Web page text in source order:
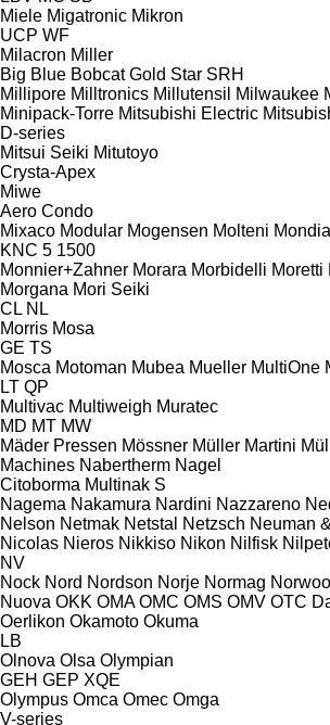
Miele Migatronic Mikron
UCP WF
Milacron Miller
Big Blue Bobcat Gold Star SRH
Millipore Milltronics Millutensil Milwaukee
Minipack-Torre Mitsubishi Electric
D-series
Mitsui Seiki Mitutoyo
Crysta-Apex
Miwe
Aero Condo
Mixaco Modular Mogensen Molteni
KNC 5 1500
Monnier+Zahner Morara Morbidelli Moretti
Morgana Mori Seiki
CL NL
Morris Mosa
GE TS
Mosca Motoman Mubea Mueller MultiOne
LT QP
Multivac Multiweigh Muratec
MD MT MW
Mäder Pressen Mössner Müller Martini
Machines Nabertherm Nagel
Citoborma Multinak S
Nagema Nakamura Nardini Nazzareno
Nelson Netmak Netstal Netzsch Neuman
Nicolas Nieros Nikkiso Nikon Nilfisk
NV
Nock Nord Nordson Norje Normag
Nuova OKK OMA OMC OMS OMV OTC
Oerlikon Okamoto Okuma
LB
Olnova Olsa Olympian
GEH GEP XQE
Olympus Omca Omec Omga
V-series